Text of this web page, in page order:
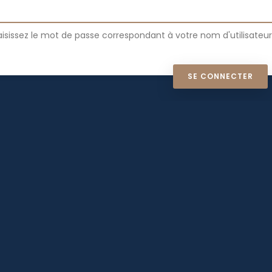
le mot de passe correspondant à votre nom